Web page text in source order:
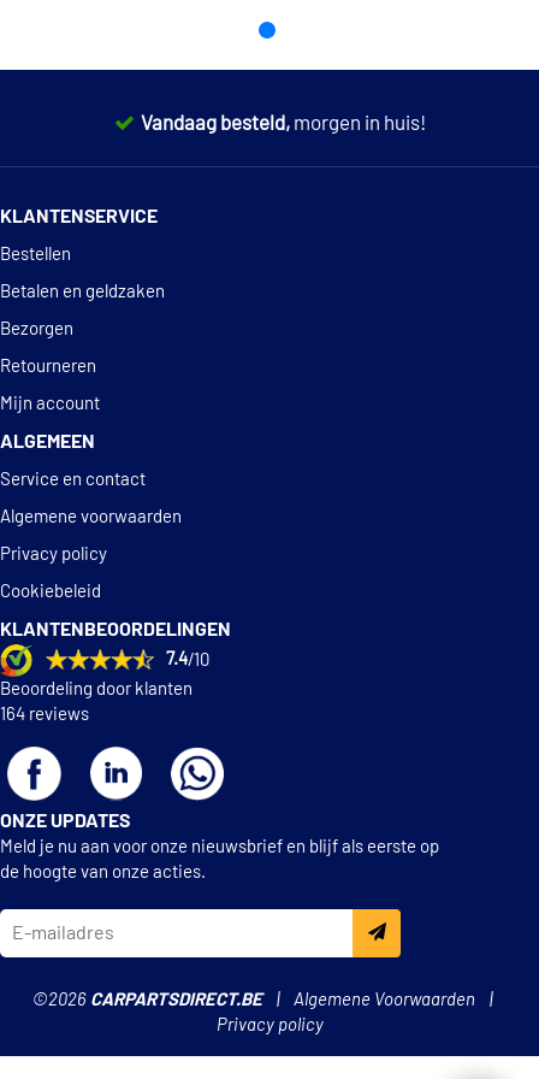
Vandaag besteld, morgen in huis!
KLANTENSERVICE
Bestellen
Betalen en geldzaken
Bezorgen
Retourneren
Mijn account
ALGEMEEN
Service en contact
Algemene voorwaarden
Privacy policy
Cookiebeleid
KLANTENBEOORDELINGEN
7.4/10
Beoordeling door klanten
164 reviews
ONZE UPDATES
Meld je nu aan voor onze nieuwsbrief en blijf als eerste op
de hoogte van onze acties.
©2026 CARPARTSDIRECT.BE
Algemene Voorwaarden
Privacy policy